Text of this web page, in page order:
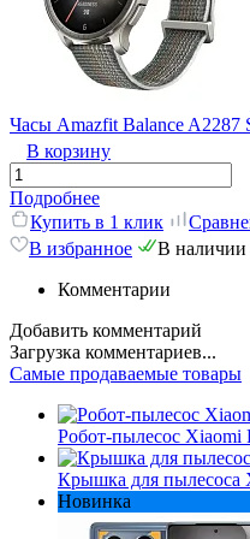
Часы Amazfit Balance A2287
В корзину
Подробнее
Купить в 1 клик
В избранное
В наличии
Комментарии
Добавить комментарий
Загрузка комментариев...
Самые продаваемые товары
Робот-пылесос Xiaomi
Крышка для пылесоса
Новинка